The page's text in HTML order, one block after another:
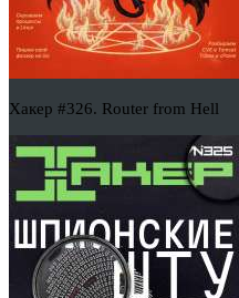
Хакер #326. Router from Hell